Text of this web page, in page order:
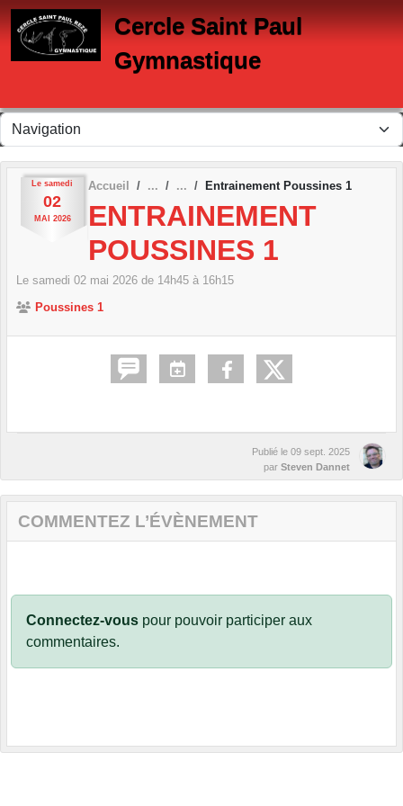
Cercle Saint Paul
Gymnastique
Le samedi
02
MAI 2026
Accueil Entrainement Poussines 1
ENTRAINEMENT
POUSSINES 1
Le samedi 02 mai 2026 de 14h45 à 16h15
Poussines 1
Publié le 09 sept. 2025
par Steven Dannet
COMMENTEZ L’ÉVÈNEMENT
Connectez-vous pour pouvoir participer aux
commentaires.
Panneau de gestion des cookies